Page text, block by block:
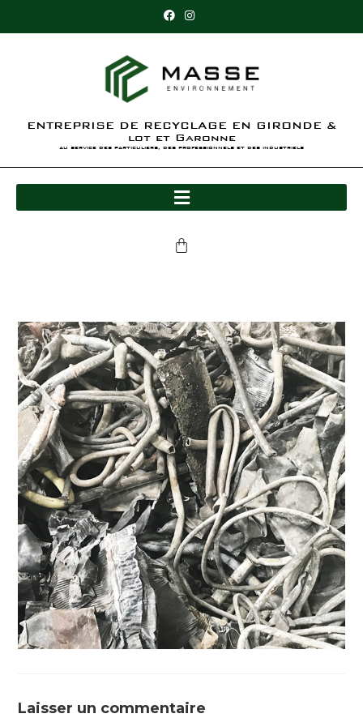
ENTREPRISE DE RECYCLAGE EN GIRONDE &
lot et Garonne
au service des particuliers, des professionnels et des industriels
Laisser un commentaire